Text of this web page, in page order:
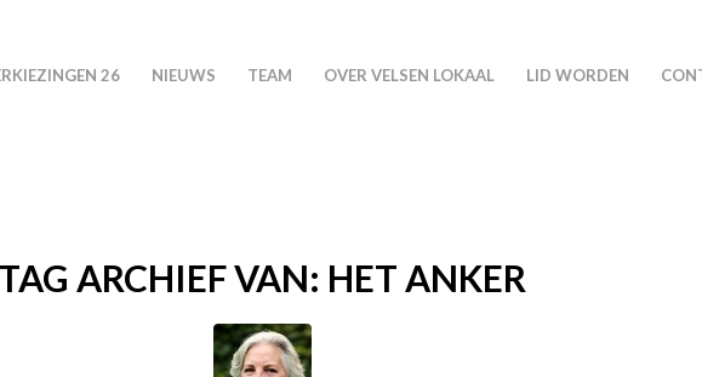
26 NIEUWS TEAM OVER VELSEN LOKAAL LID WORDEN
TAG ARCHIEF VAN: HET ANKER